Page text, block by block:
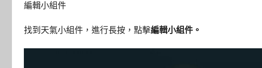
編輯小組件
找到天氣小組件，進行長按，點擊編輯小組件。